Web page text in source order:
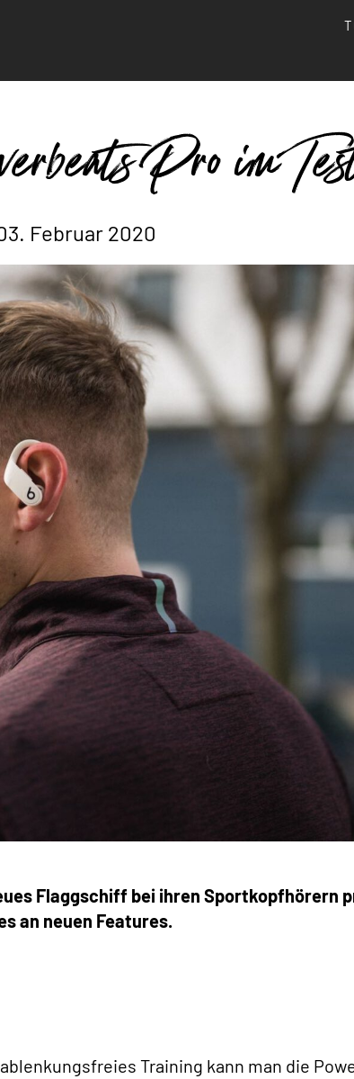
Pro im
Februar 2020
Flaggschiff bei ihren Sportkopfhörern
an neuen Features.
Training kann man die